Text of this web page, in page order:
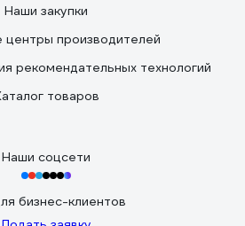
Наши закупки
производителей
рекомендательных технологий
товаров
Наши соцсети
бизнес-клиентов